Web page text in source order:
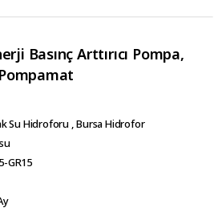
Basınç Arttırıcı Pompa,
Su Hidroforu ,Bursa Hidrofor
GR15